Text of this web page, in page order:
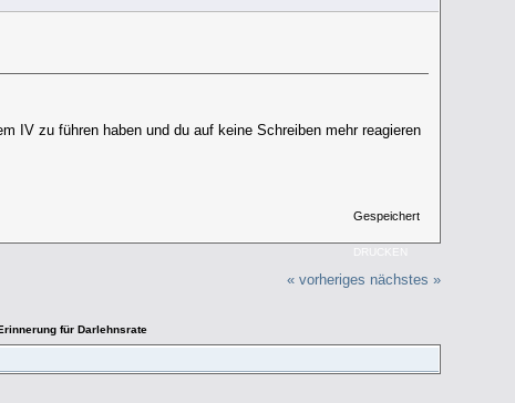
IV zu führen haben und du auf keine Schreiben mehr reagieren
Gespeichert
DRUCKEN
« vorheriges nächstes »
für Darlehnsrate